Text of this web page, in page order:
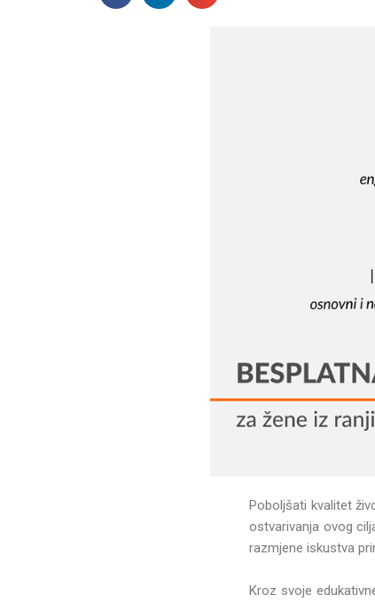
Poboljšati kvalitet
ostvarivanja ovog
razmjene iskustva
Kroz svoje